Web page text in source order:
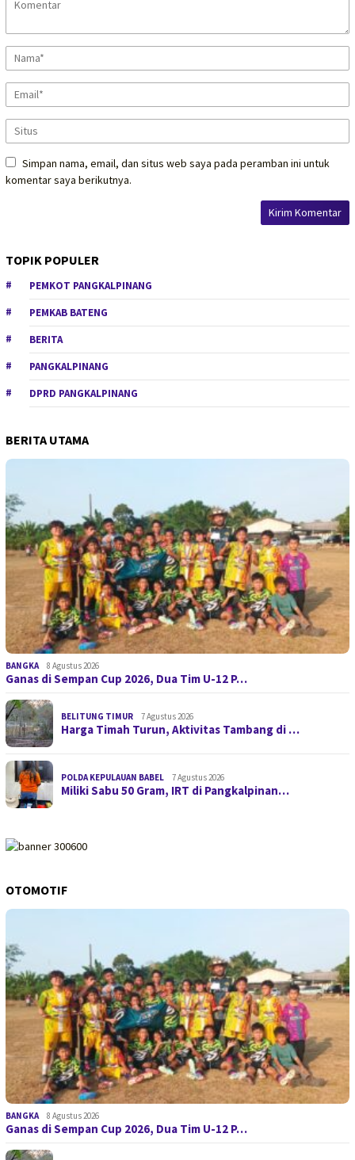
Simpan nama, email, dan situs web saya pada peramban ini untuk
komentar saya berikutnya.
TOPIK POPULER
PEMKOT PANGKALPINANG
PEMKAB BATENG
BERITA
PANGKALPINANG
DPRD PANGKALPINANG
BERITA UTAMA
BANGKA 8 Agustus 2026
Ganas di Sempan Cup 2026, Dua Tim U-12 P…
BELITUNG TIMUR 7 Agustus 2026
Harga Timah Turun, Aktivitas Tambang di …
POLDA KEPULAUAN BABEL 7 Agustus 2026
Miliki Sabu 50 Gram, IRT di Pangkalpinan…
OTOMOTIF
BANGKA 8 Agustus 2026
Ganas di Sempan Cup 2026, Dua Tim U-12 P…